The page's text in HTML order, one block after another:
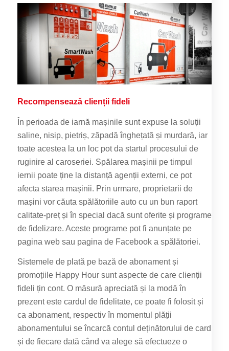
Recompensează clienții fideli
În perioada de iarnă mașinile sunt expuse la soluții
saline, nisip, pietriș, zăpadă înghețată și murdară, iar
toate acestea la un loc pot da startul procesului de
ruginire al caroseriei. Spălarea mașinii pe timpul
iernii poate ține la distanță agenții externi, ce pot
afecta starea mașinii. Prin urmare, proprietarii de
mașini vor căuta spălătoriile auto cu un bun raport
calitate-preț și în special dacă sunt oferite și programe
de fidelizare. Aceste programe pot fi anunțate pe
pagina web sau pagina de Facebook a spălătoriei.
Sistemele de plată pe bază de abonament și
promoțiile Happy Hour sunt aspecte de care clienții
fideli țin cont. O măsură apreciată și la modă în
prezent este cardul de fidelitate, ce poate fi folosit și
ca abonament, respectiv în momentul plății
abonamentului se încarcă contul deținătorului de card
și de fiecare dată când va alege să efectueze o